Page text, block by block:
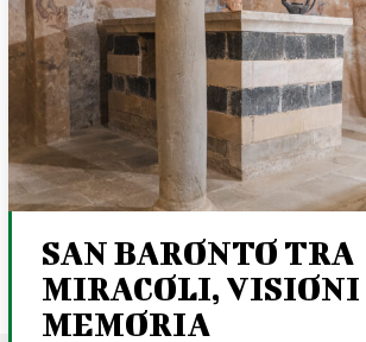
SAN BARONTO TRA
MIRACOLI, VISIONI
MEMORIA